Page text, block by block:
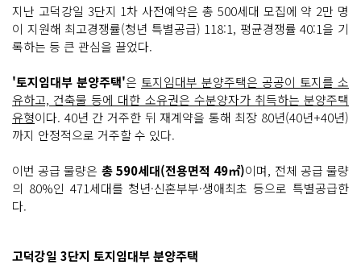
지난 고덕강일 3단지 1차 사전예약은 총 500세대 모집에 약 2만 명
이 지원해 최고경쟁률(청년 특별공급) 118:1, 평균경쟁률 40:1을 기
록하는 등 큰 관심을 끌었다.
'토지임대부 분양주택'은 토지임대부 분양주택은 공공이 토지를 소
유하고, 건축물 등에 대한 소유권은 수분양자가 취득하는 분양주택
유형이다. 40년 간 거주한 뒤 재계약을 통해 최장 80년(40년+40년)
까지 안정적으로 거주할 수 있다.
이번 공급 물량은 총 590세대(전용면적 49㎡)이며, 전체 공급 물량
의 80%인 471세대를 청년·신혼부부·생애최초 등으로 특별공급한
다.
고덕강일 3단지 토지임대부 분양주택